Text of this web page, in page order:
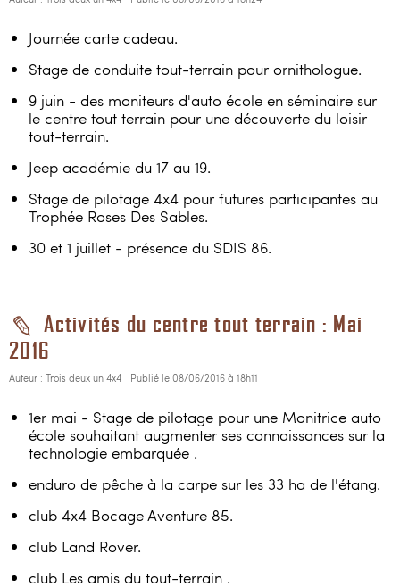
Journée carte cadeau.
Stage de conduite tout-terrain pour ornithologue.
9 juin - des moniteurs d'auto école en séminaire sur
le centre tout terrain pour une découverte du loisir
tout-terrain.
Jeep académie du 17 au 19.
Stage de pilotage 4x4 pour futures participantes au
Trophée Roses Des Sables.
30 et 1 juillet - présence du SDIS 86.
Activités du centre tout terrain : Mai
2016
Auteur : Trois deux un 4x4 Publié le 08/06/2016 à 18h11
1er mai - Stage de pilotage pour une Monitrice auto
école souhaitant augmenter ses connaissances sur la
technologie embarquée .
enduro de pêche à la carpe sur les 33 ha de l'étang.
club 4x4 Bocage Aventure 85.
club Land Rover.
club Les amis du tout-terrain .